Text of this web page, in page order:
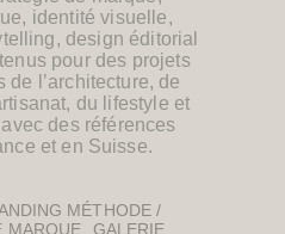
identité visuelle,
design éditorial
pour des projets
de l’architecture, de
du lifestyle et
d es références
et en Suisse.
MÉTHODE /
MARQUE
GALERIE